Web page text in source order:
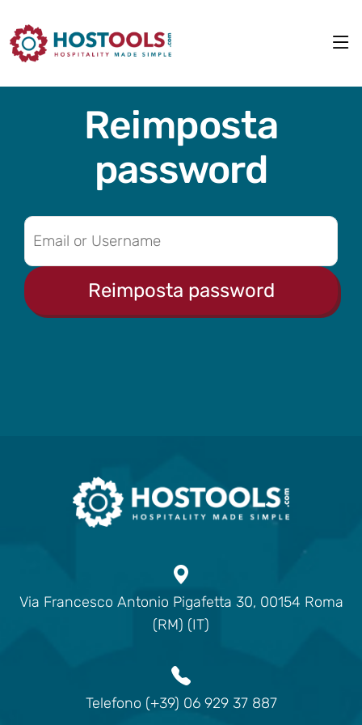
Reimposta
password
Reimposta password
Via Francesco Antonio Pigafetta 30, 00154 Roma
(RM) (IT)
Telefono (+39) 06 929 37 887